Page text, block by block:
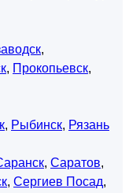
,
, Прокопьевск,
, Рыбинск, Рязань
, Саратов,
, Сергиев Посад,